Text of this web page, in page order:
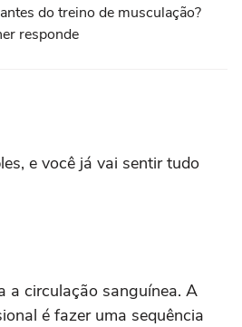
do treino de musculação?
responde
e você já vai sentir tudo
a circulação sanguínea. A
é fazer uma sequência